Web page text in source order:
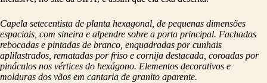
Capela setecentista de planta hexagonal, de pequenas dimensões
espaciais, com sineira e alpendre sobre a porta principal. Fachadas
rebocadas e pintadas de branco, enquadradas por cunhais
aplilastrados, rematadas por friso e cornija destacada, coroadas por
pináculos nos vértices do hexágono. Elementos decorativos e
molduras dos vãos em cantaria de granito aparente.